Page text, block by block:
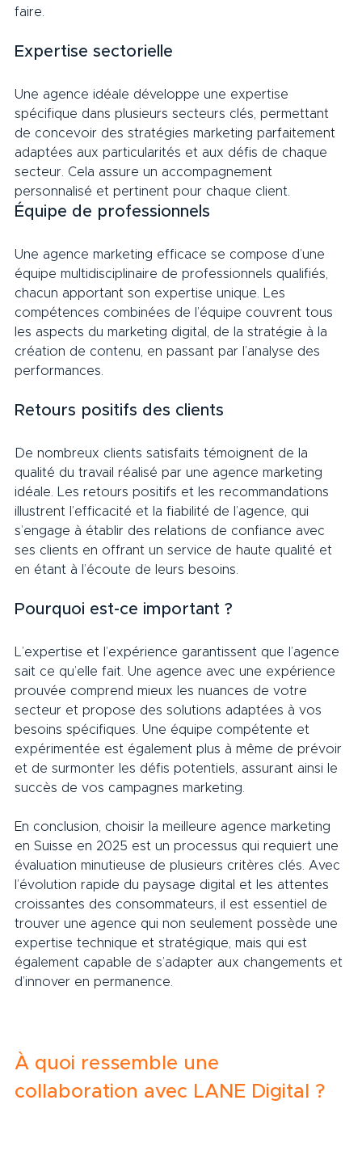
faire.
Expertise sectorielle
Une agence idéale développe une expertise
spécifique dans plusieurs secteurs clés, permettant
de concevoir des stratégies marketing parfaitement
adaptées aux particularités et aux défis de chaque
secteur. Cela assure un accompagnement
personnalisé et pertinent pour chaque client.
Équipe de professionnels
Une agence marketing efficace se compose d’une
équipe multidisciplinaire de professionnels qualifiés,
chacun apportant son expertise unique. Les
compétences combinées de l’équipe couvrent tous
les aspects du marketing digital, de la stratégie à la
création de contenu, en passant par l’analyse des
performances.
Retours positifs des clients
De nombreux clients satisfaits témoignent de la
qualité du travail réalisé par une agence marketing
idéale. Les retours positifs et les recommandations
illustrent l’efficacité et la fiabilité de l’agence, qui
s’engage à établir des relations de confiance avec
ses clients en offrant un service de haute qualité et
en étant à l’écoute de leurs besoins.
Pourquoi est-ce important ?
L’expertise et l’expérience garantissent que l’agence
sait ce qu’elle fait. Une agence avec une expérience
prouvée comprend mieux les nuances de votre
secteur et propose des solutions adaptées à vos
besoins spécifiques. Une équipe compétente et
expérimentée est également plus à même de prévoir
et de surmonter les défis potentiels, assurant ainsi le
succès de vos campagnes marketing.
En conclusion, choisir la meilleure agence marketing
en Suisse en 2025 est un processus qui requiert une
évaluation minutieuse de plusieurs critères clés. Avec
l’évolution rapide du paysage digital et les attentes
croissantes des consommateurs, il est essentiel de
trouver une agence qui non seulement possède une
expertise technique et stratégique, mais qui est
également capable de s’adapter aux changements et
d’innover en permanence.
À quoi ressemble une
collaboration avec LANE Digital ?